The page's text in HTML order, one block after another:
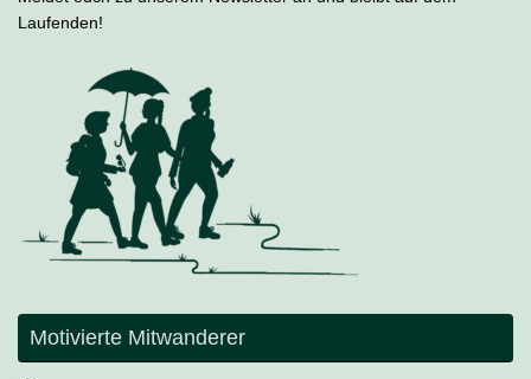
Laufenden!
Motivierte Mitwanderer